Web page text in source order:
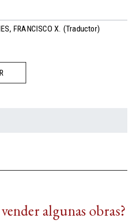
FRANCISCO X. (Traductor)
algunas obras?